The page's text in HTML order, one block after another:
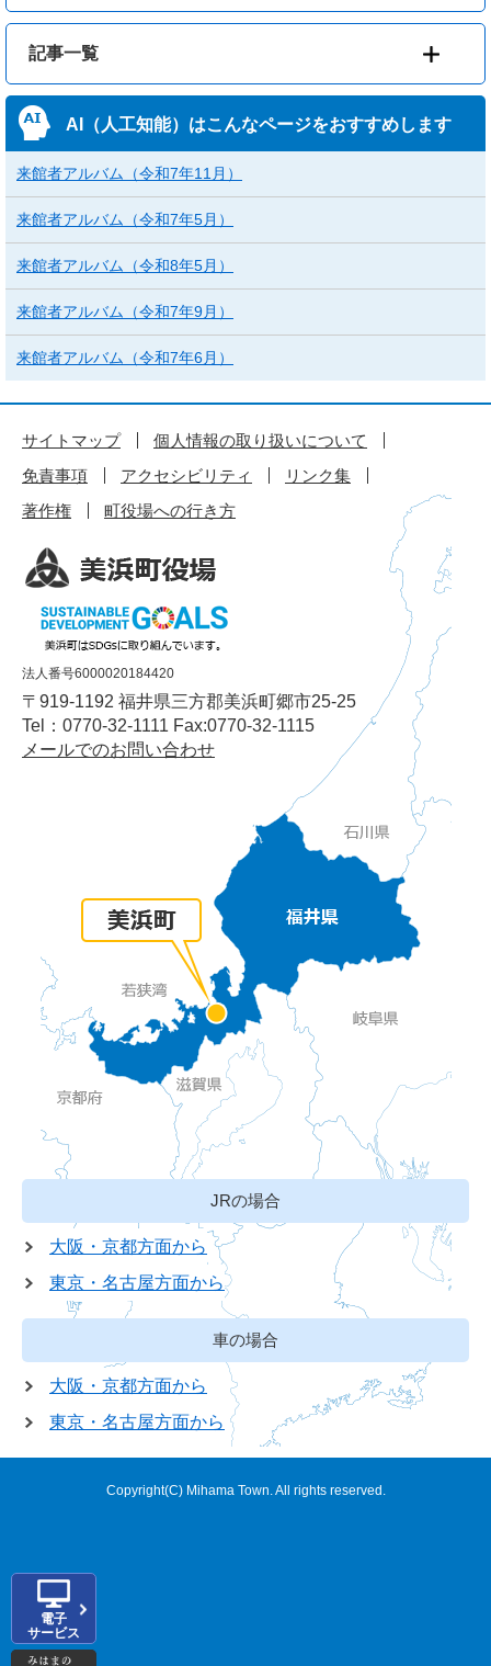
記事一覧
AI（人工知能）はこんなページをおすすめします
来館者アルバム（令和7年11月）
来館者アルバム（令和7年5月）
来館者アルバム（令和8年5月）
来館者アルバム（令和7年9月）
来館者アルバム（令和7年6月）
サイトマップ
個人情報の取り扱いについて
免責事項
アクセシビリティ
リンク集
著作権
町役場への行き方
法人番号6000020184420
〒919-1192 福井県三方郡美浜町郷市25-25
Tel：0770-32-1111 Fax:0770-32-1115
メールでのお問い合わせ
電子
サービス
JRの場合
大阪・京都方面から
東京・名古屋方面から
車の場合
大阪・京都方面から
東京・名古屋方面から
Copyright(C) Mihama Town. All rights reserved.